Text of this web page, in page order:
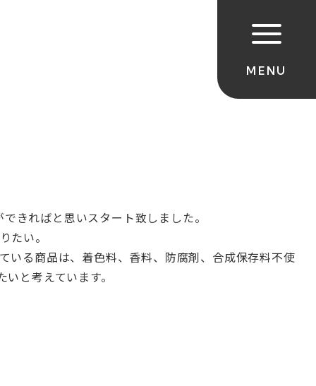
きればと思いスタート致しました。
たい。
いる商品は、 着色料、香料、防腐剤、合成保存料不使
いと考えています。